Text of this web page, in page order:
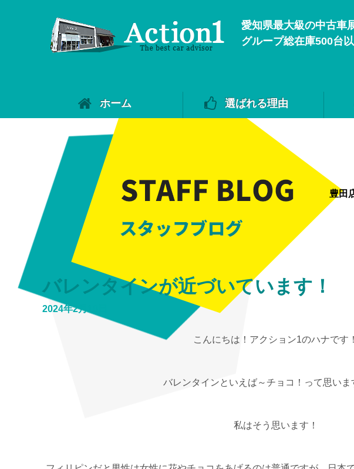
愛知県最大級の中古車
グループ総在庫500台
ホーム 選ばれる理由
豊田
バレンタインが近づいています！
2024年2月10日
こんにちは！アクション1のハナです！
バレンタインといえば～チョコ！って思いま
私はそう思います！